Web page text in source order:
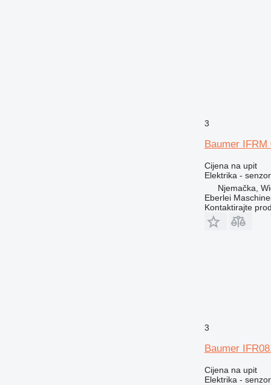
3
Baumer
Cijena na upit
Elektrika - senzor
Njemačka,
Eberlei
Kontaktirajte
3
Baumer
Cijena na upit
Elektrika - senzor